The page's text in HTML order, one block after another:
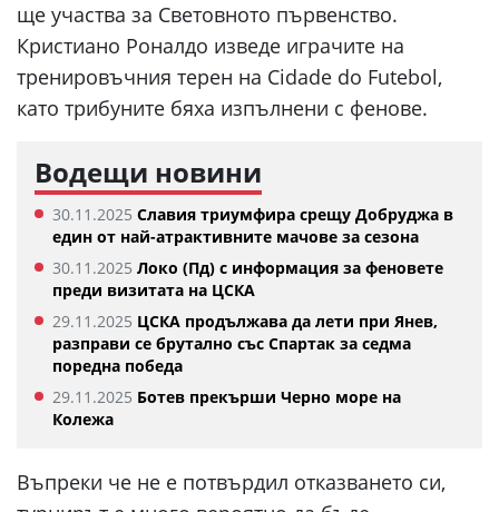
ще участва за Световното първенство.
Кристиано Роналдо изведе играчите на
тренировъчния терен на Cidade do Futebol,
като трибуните бяха изпълнени с фенове.
Водещи новини
30.11.2025 Славия триумфира срещу Добруджа в
един от най-атрактивните мачове за сезона
30.11.2025 Локо (Пд) с информация за феновете
преди визитата на ЦСКА
29.11.2025 ЦСКА продължава да лети при Янев,
разправи се брутално със Спартак за седма
поредна победа
29.11.2025 Ботев прекърши Черно море на
Колежа
Въпреки че не е потвърдил отказването си,